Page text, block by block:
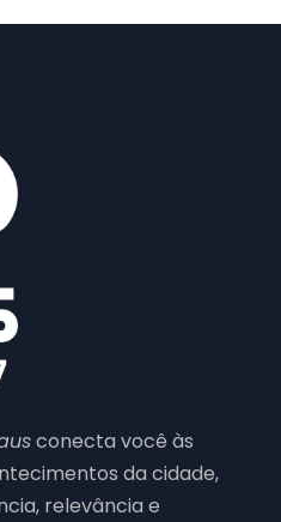
conecta você às
da cidade,
relevância e